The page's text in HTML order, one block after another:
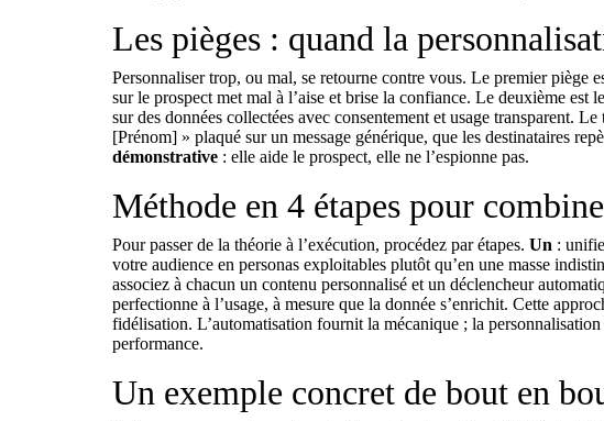
Les pièges : quand la
Personnaliser trop, ou mal, se retourne contre vous. Le premier piège
sur le prospect met mal à l’aise et brise la confiance. Le deuxième est le
sur des données collectées avec consentement et usage transparent. Le
[Prénom] » plaqué sur un message générique, que les destinataires
démonstrative : elle aide le prospect, elle ne l’espionne pas.
Méthode en 4 étapes pour
Pour passer de la théorie à l’exécution, procédez par étapes. Un :
votre audience en personas exploitables plutôt qu’en une masse
associez à chacun un contenu personnalisé et un déclencheur
perfectionne à l’usage, à mesure que la donnée s’enrichit. Cette
fidélisation. L’automatisation fournit la mécanique ; la
performance.
Un exemple concret de bout en